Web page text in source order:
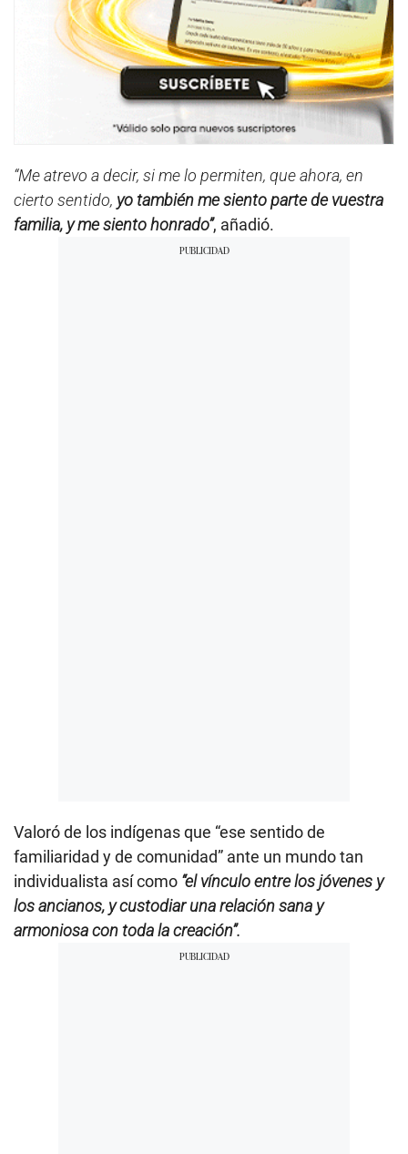
“Me atrevo a decir, si me lo permiten, que ahora, en
cierto sentido, yo también me siento parte de vuestra
familia, y me siento honrado”, añadió.
Valoró de los indígenas que “ese sentido de
familiaridad y de comunidad” ante un mundo tan
individualista así como “el vínculo entre los jóvenes y
los ancianos, y custodiar una relación sana y
armoniosa con toda la creación”.